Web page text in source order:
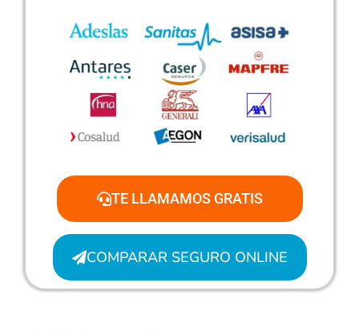
TE LLAMAMOS GRATIS
COMPARAR SEGURO ONLINE